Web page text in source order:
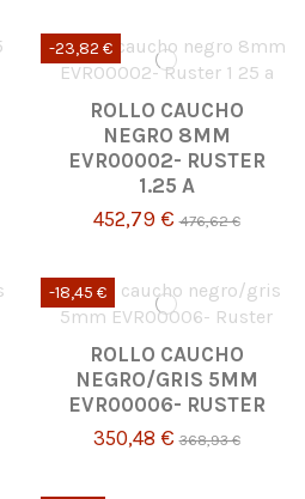
-23,82 €
ROLLO CAUCHO
NEGRO 8MM
EVR00002- RUSTER
1.25 A
452,79 €476,62 €
-18,45 €
ROLLO CAUCHO
NEGRO/GRIS 5MM
EVR00006- RUSTER
350,48 €368,93 €